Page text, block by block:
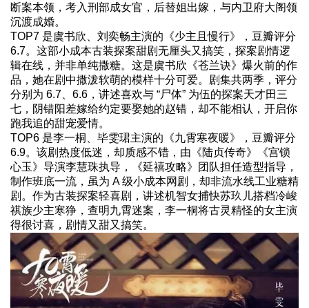
断案本领，考入刑部成女官，后替姐出嫁，与内卫府大阁领
沉渡成婚。
TOP7 是虞书欣、刘奕畅主演的《少主且慢行》，豆瓣评分
6.7。这部小成本古装探案甜剧无厘头又搞笑，探案剧情逻
辑在线，并非单纯撒糖。这是虞书欣《苍兰诀》爆火前的作
品，她在剧中撒泼软萌的模样十分可爱。剧集共两季，评分
分别为 6.7、6.6，讲述喜欢与 “尸体” 为伍的探案天才田三
七，阴错阳差嫁给约定要娶她的赵错，却不能相认，开启你
跑我追的甜宠爱情。
TOP6 是李一桐、毕雯珺主演的《九霄寒夜暖》，豆瓣评分
6.9。该剧热度低迷，却质感不错，由《陆贞传奇》《宫锁
心玉》导演李慧珠执导，《延禧攻略》团队担任造型指导，
制作班底一流，虽为 A 级小成本网剧，却非流水线工业糖精
剧。作为古装探案轻喜剧，讲述机智女捕快苏玖儿搭档冷峻
祺族少主寒狰，查明九霄迷案，李一桐将古灵精怪的女主演
得很讨喜，剧情又甜又搞笑。